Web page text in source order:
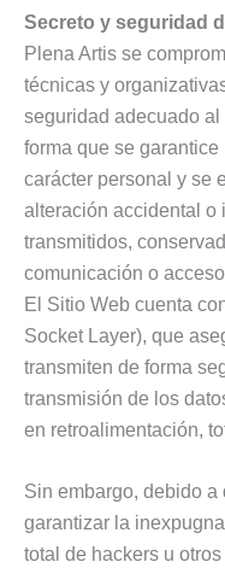
Secreto y seguridad
Plena Artis se
técnicas y
seguridad adecuado
forma que se
carácter personal y se
alteración accidental o
transmitidos,
comunicación o
El Sitio Web cuenta
Socket Layer), que
transmiten de forma
transmisión de los
en retroalimentación,
Sin embargo, debido a
garantizar la
total de hackers u